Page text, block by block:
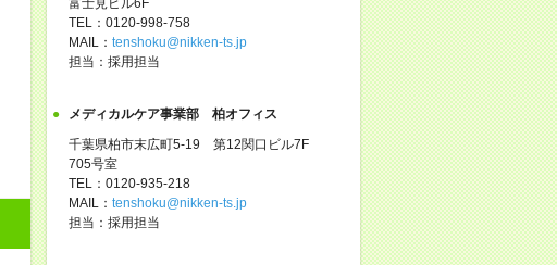
TEL：0120-998-758
MAIL： tenshoku@nikken-ts.jp
担当：採用担当
メディカルケア事業部 柏オフィス
千葉県柏市末広町5-19 第12関口ビル7F
705号室
TEL：0120-935-218
MAIL： tenshoku@nikken-ts.jp
担当：採用担当